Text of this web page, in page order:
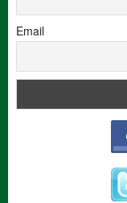
Email